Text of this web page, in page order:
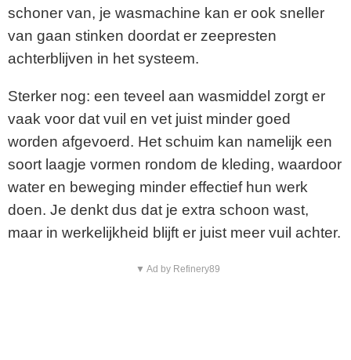
schoner van, je wasmachine kan er ook sneller
van gaan stinken doordat er zeepresten
achterblijven in het systeem.
Sterker nog: een teveel aan wasmiddel zorgt er
vaak voor dat vuil en vet juist minder goed
worden afgevoerd. Het schuim kan namelijk een
soort laagje vormen rondom de kleding, waardoor
water en beweging minder effectief hun werk
doen. Je denkt dus dat je extra schoon wast,
maar in werkelijkheid blijft er juist meer vuil achter.
▼ Ad by Refinery89